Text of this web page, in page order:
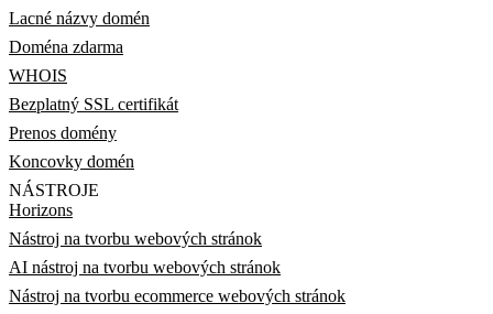
Lacné názvy domén
Doména zdarma
WHOIS
Bezplatný SSL certifikát
Prenos domény
Koncovky domén
NÁSTROJE
Horizons
Nástroj na tvorbu webových stránok
AI nástroj na tvorbu webových stránok
Nástroj na tvorbu ecommerce webových stránok